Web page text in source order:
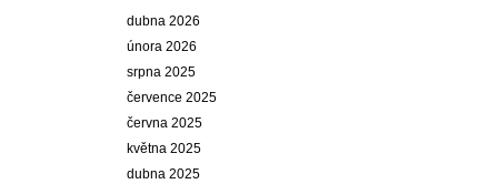
dubna 2026
února 2026
srpna 2025
července 2025
června 2025
května 2025
dubna 2025